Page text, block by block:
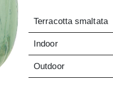
Terracotta smaltata
Indoor
Outdoor